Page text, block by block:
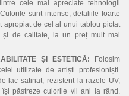
cele mai apreciate tehnologii
sunt intense, detaliile foarte
apropiat de cel al unui tablou pictat
și de calitate, la un preț mult mai
ȘI ESTETICĂ: Folosim
utilizate de artiști profesioniști.
lac satinat, rezistent la razele UV,
păstreze culorile vii ani la rând.